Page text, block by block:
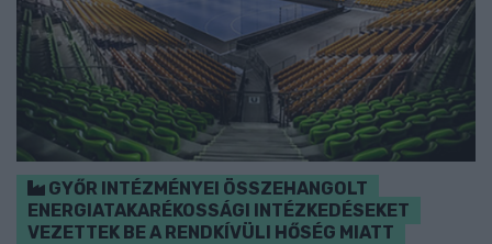
GYŐR INTÉZMÉNYEI ÖSSZEHANGOLT
ENERGIATAKARÉKOSSÁGI INTÉZKEDÉSEKET
VEZETTEK BE A RENDKÍVÜLI HŐSÉG MIATT